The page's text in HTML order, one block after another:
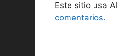
Este sitio usa
comentarios.